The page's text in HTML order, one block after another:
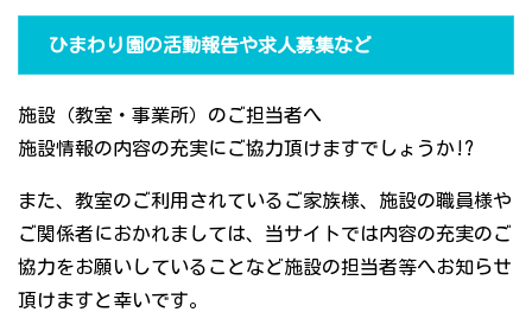
ひまわり園の活動報告や求人募集など
施設（教室・事業所）のご担当者へ
施設情報の内容の充実にご協力頂けますでしょうか!?
また、教室のご利用されているご家族様、施設の職員様や
ご関係者におかれましては、当サイトでは内容の充実のご
協力をお願いしていることなど施設の担当者等へお知らせ
頂けますと幸いです。